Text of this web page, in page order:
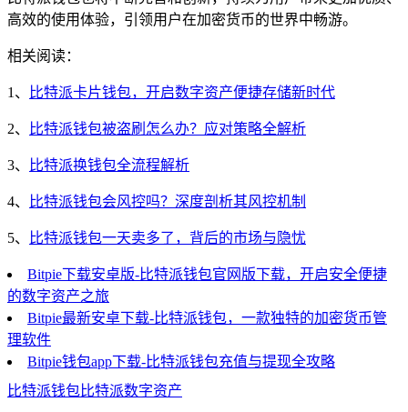
高效的使用体验，引领用户在加密货币的世界中畅游。
相关阅读：
1、 比特派卡片钱包，开启数字资产便捷存储新时代
2、 比特派钱包被盗刷怎么办？应对策略全解析
3、 比特派换钱包全流程解析
4、 比特派钱包会风控吗？深度剖析其风控机制
5、 比特派钱包一天卖多了，背后的市场与隐忧
Bitpie下载安卓版-比特派钱包官网版下载，开启安全便捷
的数字资产之旅
Bitpie最新安卓下载-比特派钱包，一款独特的加密货币管
理软件
Bitpie钱包app下载-比特派钱包充值与提现全攻略
比特派钱包比特派数字资产